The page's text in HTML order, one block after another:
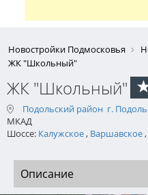
Новостройки Подмосковья
ЖК "Школьный"
ЖК "Школьный"
Подольский район г.
МКАД
Шоссе: Калужское, Варшавское,
Описание